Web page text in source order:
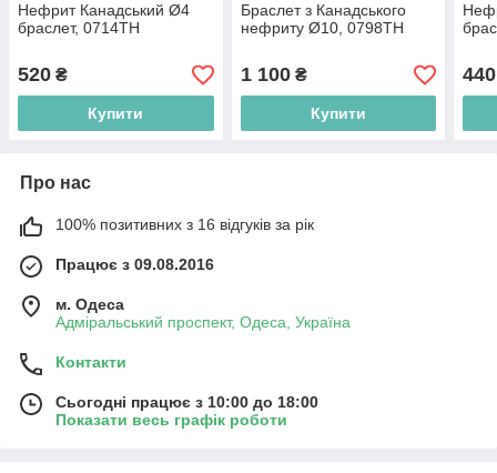
Нефрит Канадський Ø4
браслет, 0714ТН
520 ₴
Купити
Браслет з Канадського
нефриту Ø10, 0798ТН
1 100₴
Купити
440
Про нас
100% позитивних з 16 відгуків за рік
Працює з 09.08.2016
м. Одеса
Адміральський проспект, Одеса, Україна
Контакти
Сьогодні працює з 10:00 до 18:00
Показати весь графік роботи